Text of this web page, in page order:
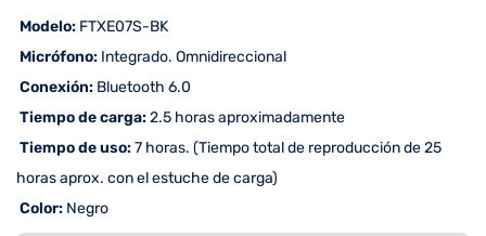
 Modelo: FTXE07S-BK
 Micrófono: Integrado. Omnidireccional
 Conexión: Bluetooth 6.0
 Tiempo de carga:2.5 horas aproximadamente
 Tiempo de uso:7 horas. (Tiempo total de reproducción de 25
horas aprox. con el estuche de carga)
 Color: Negro